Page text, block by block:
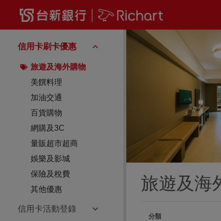
信用卡刷卡優惠
旅遊及海外購物
美饌料理
加油交通
百貨購物
網購及3C
量販超市超商
娛樂及影城
保險及稅費
其他優惠
信用卡活動登錄
恆昌免稅店刷台新卡
額贈25吋行李箱、刷卡金3千元
瞭解詳情
旅遊及海
分類